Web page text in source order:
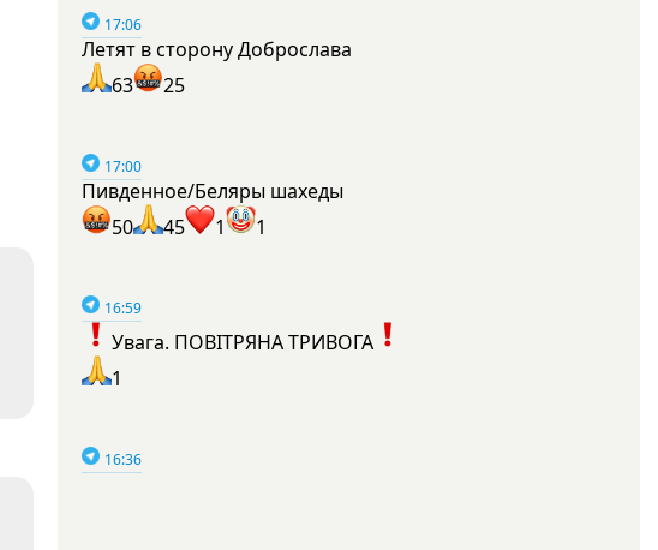
17:06
Летят в сторону Доброслава
63
25
17:00
Пивденное/Беляры шахеды
50
45 1 1
16:59
Увага. ПОВІТРЯНА ТРИВОГА
1
16:36